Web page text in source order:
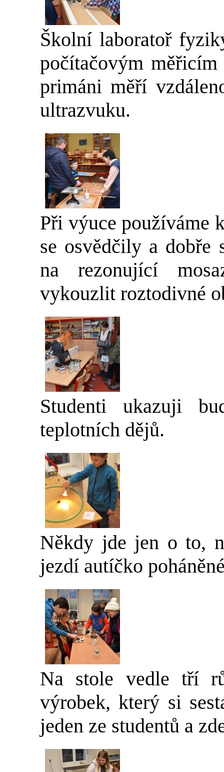
Školní laboratoř
počítačovým měřicím
primáni měří
ultrazvuku.
Při výuce používáme
se osvědčily a dobře
na rezonující
vykouzlit roztodivné
Studenti ukazuji
teplotních dějů.
Někdy jde jen o to,
jezdí autíčko
Na stole vedle tří
výrobek, který si
jeden ze studentů a